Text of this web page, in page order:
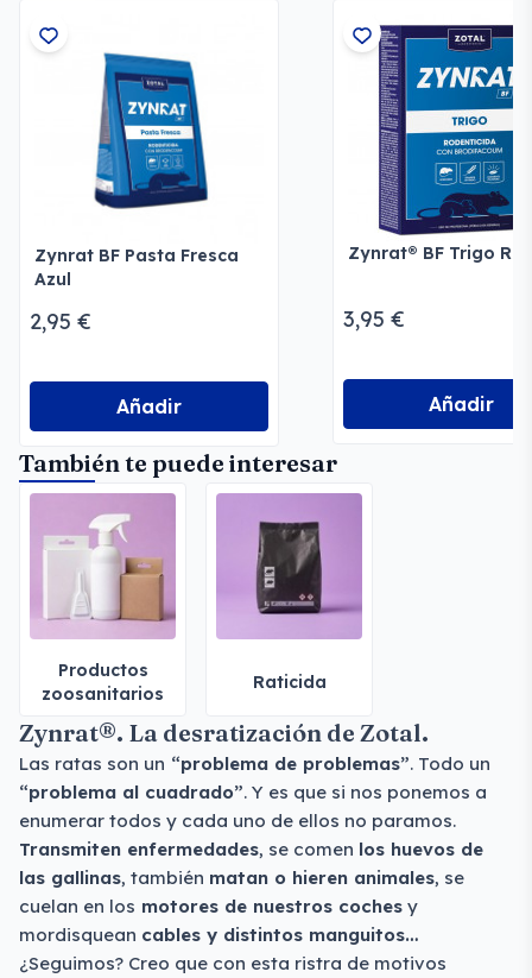
Zynrat BF Pasta Fresca
Azul
2,95 €
Añadir
Zynrat® BF Trigo
3,95 €
Añadir
También te puede interesar
Productos
zoosanitarios
Raticida
Zynrat®. La desratización de Zotal.
Las ratas son un “problema de problemas”. Todo un
“problema al cuadrado”. Y es que si nos ponemos a
enumerar todos y cada uno de ellos no paramos.
Transmiten enfermedades, se comen los huevos de
las gallinas, también matan o hieren animales, se
cuelan en los motores de nuestros coches y
mordisquean cables y distintos manguitos…
¿Seguimos? Creo que con esta ristra de motivos